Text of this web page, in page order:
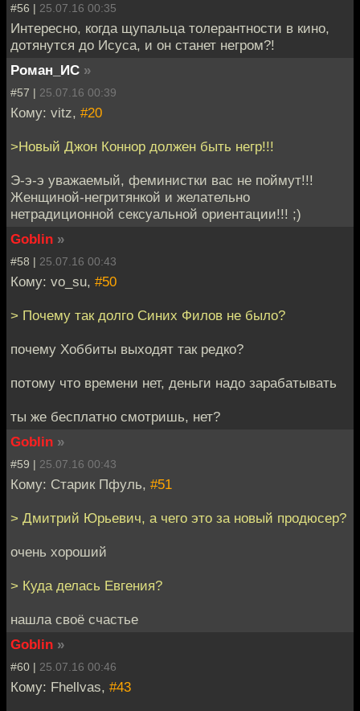
#56 | 25.07.16 00:35
Интересно, когда щупальца толерантности в кино,
дотянутся до Исуса, и он станет негром?!
Роман_ИС »
#57 | 25.07.16 00:39
Кому: vitz, #20
>Новый Джон Коннор должен быть негр!!!
Э-э-э уважаемый, феминистки вас не поймут!!!
Женщиной-негритянкой и желательно
нетрадиционной сексуальной ориентации!!! ;)
Goblin »
#58 | 25.07.16 00:43
Кому: vo_su, #50
> Почему так долго Синих Филов не было?
почему Хоббиты выходят так редко?
потому что времени нет, деньги надо зарабатывать
ты же бесплатно смотришь, нет?
Goblin »
#59 | 25.07.16 00:43
Кому: Старик Пфуль, #51
> Дмитрий Юрьевич, а чего это за новый продюсер?
очень хороший
> Куда делась Евгения?
нашла своё счастье
Goblin »
#60 | 25.07.16 00:46
Кому: Fhellvas, #43